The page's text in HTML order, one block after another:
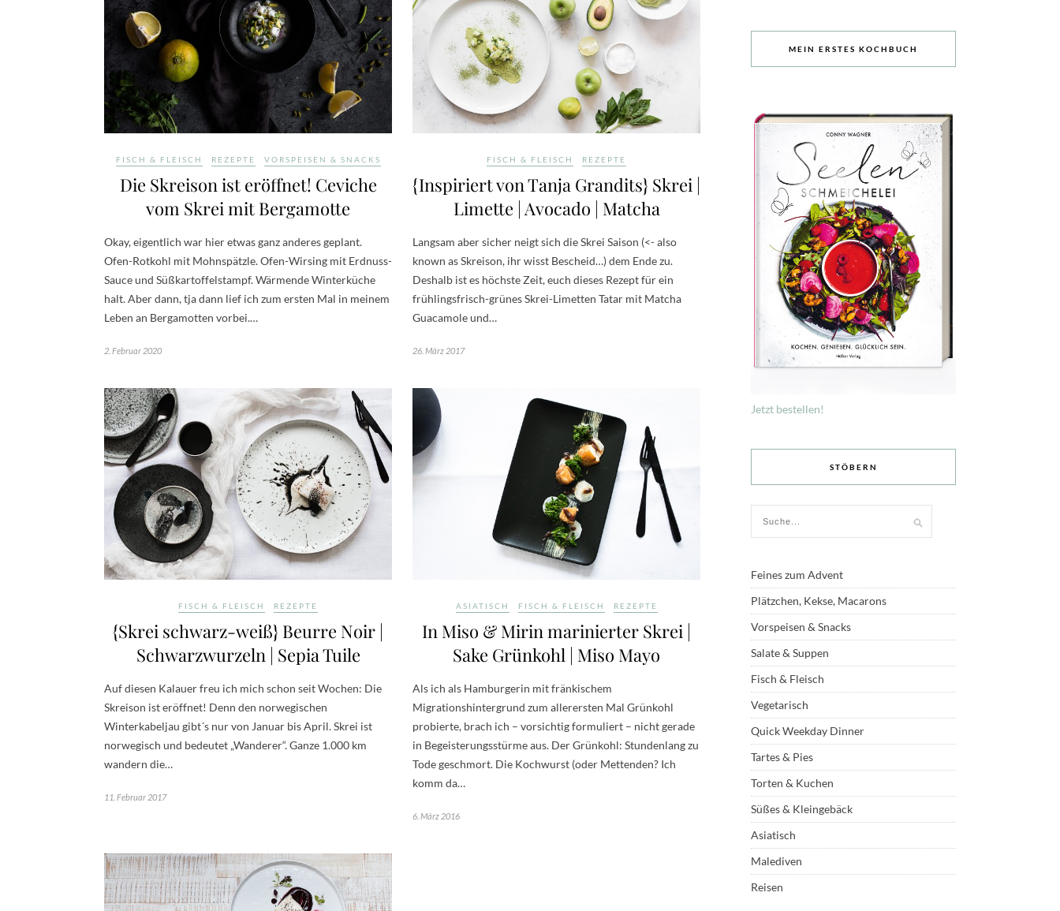
FISCH & FLEISCH REZEPTE VORSPEISEN & SNACKS
Die Skreison ist eröffnet! Ceviche
vom Skrei mit Bergamotte
Okay, eigentlich war hier etwas ganz anderes geplant.
Ofen-Rotkohl mit Mohnspätzle. Ofen-Wirsing mit Erdnuss-
Sauce und Süßkartoffelstampf. Wärmende Winterküche
halt. Aber dann, tja dann lief ich zum ersten Mal in meinem
Leben an Bergamotten vorbei.…
2. Februar 2020
FISCH & FLEISCH REZEPTE
{Inspiriert von Tanja Grandits} Skrei |
Limette | Avocado | Matcha
Langsam aber sicher neigt sich die Skrei Saison (<- also
known as Skreison, ihr wisst Bescheid…) dem Ende zu.
Deshalb ist es höchste Zeit, euch dieses Rezept für ein
frühlingsfrisch-grünes Skrei-Limetten Tatar mit Matcha
Guacamole und…
26. März 2017
FISCH & FLEISCH REZEPTE
{Skrei schwarz-weiß} Beurre Noir |
Schwarzwurzeln | Sepia Tuile
Auf diesen Kalauer freu ich mich schon seit Wochen: Die
Skreison ist eröffnet! Denn den norwegischen
Winterkabeljau gibt´s nur von Januar bis April. Skrei ist
norwegisch und bedeutet „Wanderer“. Ganze 1.000 km
wandern die…
11. Februar 2017
ASIATISCH FISCH & FLEISCH REZEPTE
In Miso & Mirin marinierter Skrei |
Sake Grünkohl | Miso Mayo
Als ich als Hamburgerin mit fränkischem
Migrationshintergrund zum allerersten Mal Grünkohl
probierte, brach ich – vorsichtig formuliert – nicht gerade
in Begeisterungsstürme aus. Der Grünkohl: Stundenlang zu
Tode geschmort. Die Kochwurst (oder Mettenden? Ich
komm da…
6. März 2016
MEIN ERSTES KOCHBUCH
Jetzt bestellen!
STÖBERN
Feines zum Advent
Plätzchen, Kekse, Macarons
Vorspeisen & Snacks
Salate & Suppen
Fisch & Fleisch
Vegetarisch
Quick Weekday Dinner
Tartes & Pies
Torten & Kuchen
Süßes & Kleingebäck
Asiatisch
Malediven
Reisen